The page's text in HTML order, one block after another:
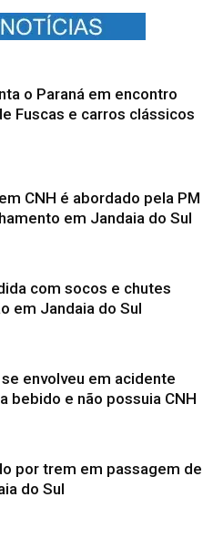
o Paraná em encontro
Fuscas e carros clássicos
CNH é abordado pela PM
em Jandaia do Sul
com socos e chutes
em Jandaia do Sul
envolveu em acidente
bebido e não possuia CNH
por trem em passagem de
do Sul